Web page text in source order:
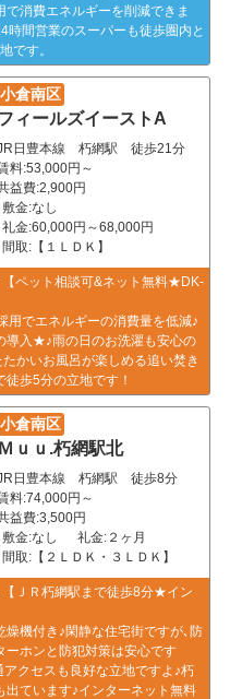
消費エネルギーを削減できま
時間営業のスーパーも徒歩圏内と
です。
小倉南区
ィールズイーストA
日豊本線 朽網駅 徒歩21分
料:53,000円～
益費:2,900円
敷金:なし
礼金:60,000円～68,000円
間取:【１ＬＤＫ】
ペット相談可&ネット無料★DK-
でエネルギーの消費量を低減♪
導入★♪雨の日のお洗濯も安心の
かいお風呂が楽しめる追い焚き
歩5分の立地です！
小倉南区
Ｍｕｕ.朽網駅北
日豊本線 朽網駅 徒歩8分
料:74,000円～
益費:3,500円
敷金:なし
礼金:２ヶ月
間取:【２ＬＤＫ・３ＬＤＫ】
ＪＲ朽網駅まで徒歩8分★イン
機付き♪閑静な住宅街ですが､防
ーホンと防犯対策は安心です
クセスも良好な立地ですよ♪朽
ています♪インターネット無料